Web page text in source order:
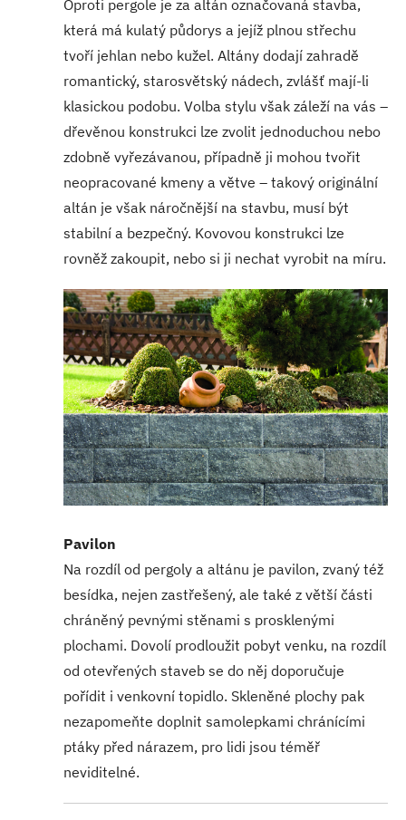
Oproti pergole je za altán označovaná stavba,
která má kulatý půdorys a jejíž plnou střechu
tvoří jehlan nebo kužel. Altány dodají zahradě
romantický, starosvětský nádech, zvlášť mají-li
klasickou podobu. Volba stylu však záleží na vás –
dřevěnou konstrukci lze zvolit jednoduchou nebo
zdobně vyřezávanou, případně ji mohou tvořit
neopracované kmeny a větve – takový originální
altán je však náročnější na stavbu, musí být
stabilní a bezpečný. Kovovou konstrukci lze
rovněž zakoupit, nebo si ji nechat vyrobit na míru.
Pavilon
Na rozdíl od pergoly a altánu je pavilon, zvaný též
besídka, nejen zastřešený, ale také z větší části
chráněný pevnými stěnami s prosklenými
plochami. Dovolí prodloužit pobyt venku, na rozdíl
od otevřených staveb se do něj doporučuje
pořídit i venkovní topidlo. Skleněné plochy pak
nezapomeňte doplnit samolepkami chránícími
ptáky před nárazem, pro lidi jsou téměř
neviditelné.